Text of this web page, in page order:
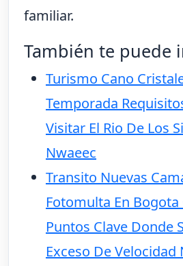
familiar.
También te puede
Turismo Cano
Temporada
Visitar El Rio De Los
Nwaeec
Transito Nuevas
Fotomulta En Bogota
Puntos Clave Donde
Exceso De Velocidad